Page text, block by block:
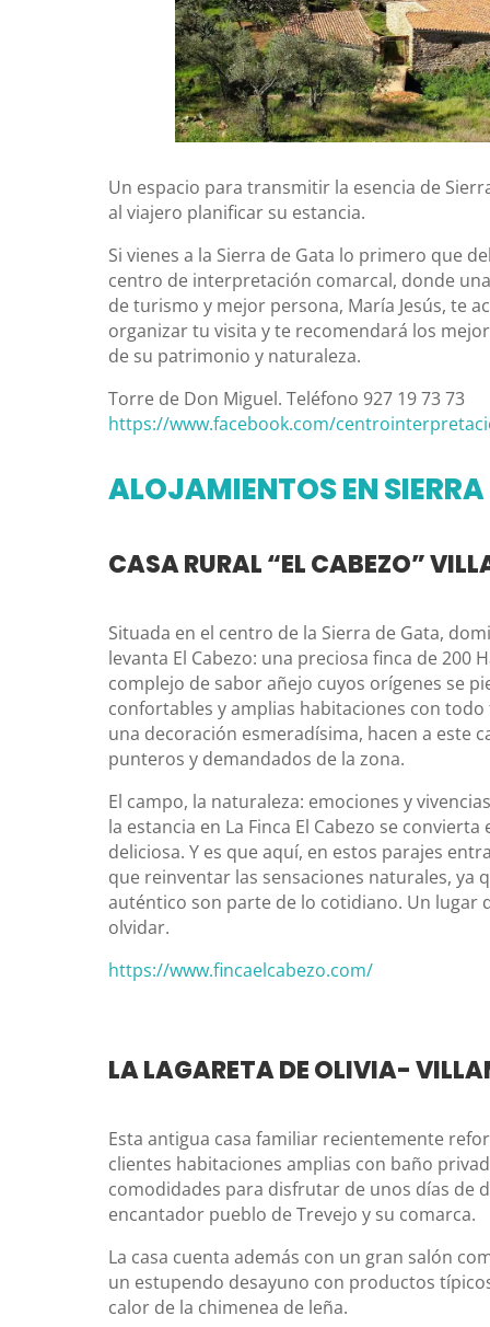
Un espacio para transmitir la esencia de
al viajero planificar su estancia.
Si vienes a la Sierra de Gata lo primero que
centro de interpretación comarcal, donde
de turismo y mejor persona, María Jesús, te
organizar tu visita y te recomendará los
de su patrimonio y naturaleza.
Torre de Don Miguel. Teléfono 927 19 73 73
https://www.facebook.com/
ALOJAMIENTOS EN
CASA RURAL “EL CABEZO”
Situada en el centro de la Sierra de Gata,
levanta El Cabezo: una preciosa finca de 200
complejo de sabor añejo cuyos orígenes se
confortables y amplias habitaciones con
una decoración esmeradísima, hacen a este
punteros y demandados de la zona.
El campo, la naturaleza: emociones y
la estancia en La Finca El Cabezo se
deliciosa. Y es que aquí, en estos parajes
que reinventar las sensaciones naturales, ya
auténtico son parte de lo cotidiano. Un lugar
olvidar.
https://www.fincaelcabezo.com/
LA LAGARETA DE OLIVIA-
Esta antigua casa familiar recientemente
clientes habitaciones amplias con baño
comodidades para disfrutar de unos días de
encantador pueblo de Trevejo y su comarca.
La casa cuenta además con un gran salón
un estupendo desayuno con productos
calor de la chimenea de leña.